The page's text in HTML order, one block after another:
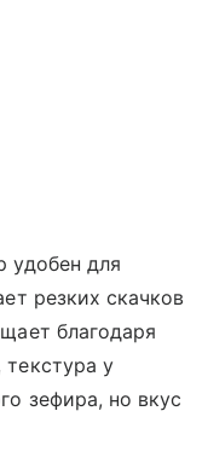
удобен для
резких скачков
благодаря
у
зефира, но вкус